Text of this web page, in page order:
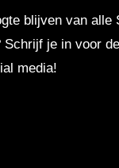
blijven van alle
Schrijf je in voor
media!